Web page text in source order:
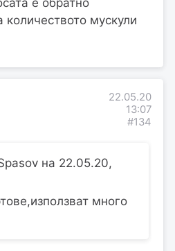
е обратно
мускули
22.05.20
13:07
#134
на 22.05.20,
много